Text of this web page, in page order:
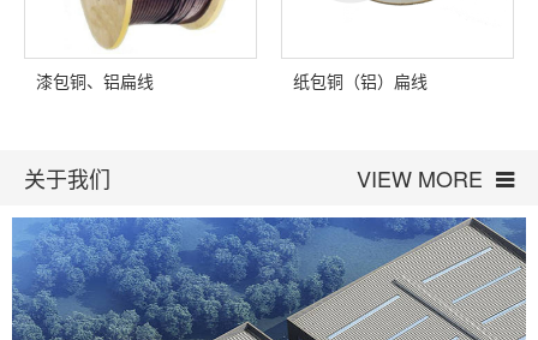
漆包铜、铝扁线 纸包铜（铝）扁线
关于我们 VIEW MORE